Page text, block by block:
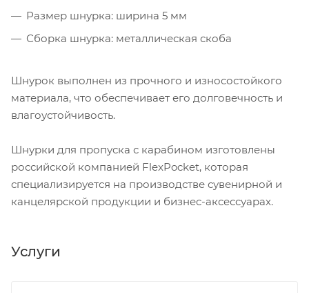
Размер шнурка: ширина 5 мм
Сборка шнурка: металлическая скоба
Шнурок выполнен из прочного и износостойкого
материала, что обеспечивает его долговечность и
влагоустойчивость.
Шнурки для пропуска с карабином изготовлены
российской компанией FlexPocket, которая
специализируется на производстве сувенирной и
канцелярской продукции и бизнес-аксессуарах.
Услуги